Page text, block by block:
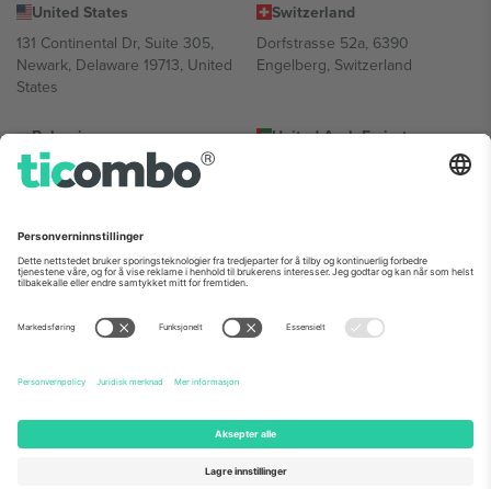
United States
131 Continental Dr, Suite 305,
Newark, Delaware 19713, United
States
Switzerland
Dorfstrasse 52a, 6390
Engelberg, Switzerland
Bulgaria
Regus Sofia City West, bul
Totleben 53-55, 1606 Sofia,
United Arab Emirates
UAE Dubai Silicon Oasis, DDP
Mexico
Av Chapultepec 360, Roma
Norte, Cuauhtémoc, 06700
Ciudad de México, CDMX,
sted, begivenhet og/eller domene. For detaljer, sjekk spesifikke
arrangementsside, forlag og vilkår.,Firmainformasjon
2026 Ticombo. Alle rettigheter reservert.